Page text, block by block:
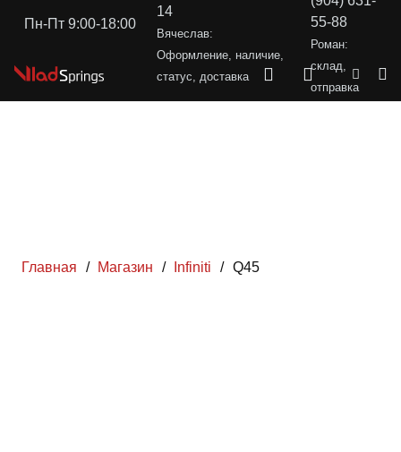
Пн-Пт 9:00-18:00
14
Вячеслав:
Оформление, наличие,
статус, доставка
55-88
Роман:
склад,
отправка
Главная / Магазин / Infiniti / Q45